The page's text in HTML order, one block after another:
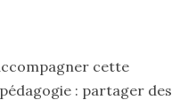
cette
: partager des